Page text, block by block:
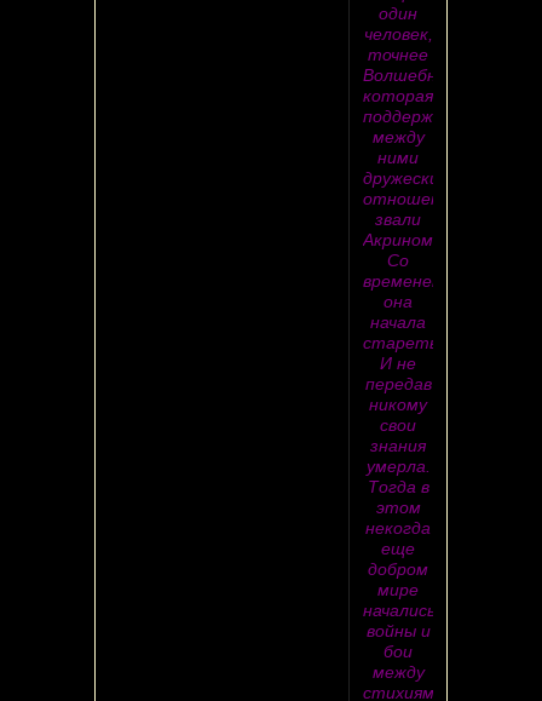
один
человек,
точнее
Волшебница,
которая
поддерживала
между
ними
дружеские
отношения.Её
звали
Акриномия.
Со
временем
она
начала
стареть.
И не
передав
никому
свои
знания
умерла.
Тогда в
этом
некогда
еще
добром
мире
начались
войны и
бои
между
стихиями,